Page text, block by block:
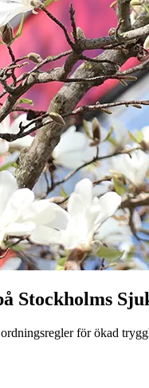
Stockholms
för ökad